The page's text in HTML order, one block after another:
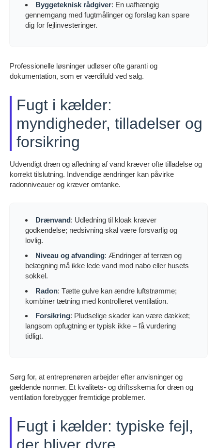
Byggeteknisk rådgiver: En uafhængig
gennemgang med fugtmålinger og forslag kan spare
dig for fejlinvesteringer.
Professionelle løsninger udløser ofte garanti og
dokumentation, som er værdifuld ved salg.
Fugt i kælder:
myndigheder, tilladelser og
forsikring
Udvendigt dræn og afledning af vand kræver ofte tilladelse og
korrekt tilslutning. Indvendige ændringer kan påvirke
radonniveauer og kræver omtanke.
Drænvand: Udledning til kloak kræver
godkendelse; nedsivning skal være forsvarlig og
lovlig.
Niveau og afvanding: Ændringer af terræn og
belægning må ikke lede vand mod nabo eller husets
sokkel.
Radon: Tætte gulve kan ændre luftstrømme;
kombiner tætning med kontrolleret ventilation.
Forsikring: Pludselige skader kan være dækket;
langsom opfugtning er typisk ikke – få vurdering
tidligt.
Sørg for, at entreprenøren arbejder efter anvisninger og
gældende normer. Et kvalitets- og driftsskema for dræn og
ventilation forebygger fremtidige problemer.
Fugt i kælder: typiske fejl,
der bliver dyre